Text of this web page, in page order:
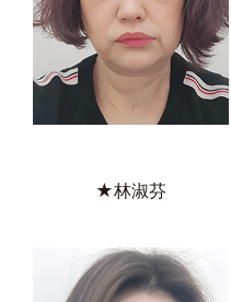
★林淑芬